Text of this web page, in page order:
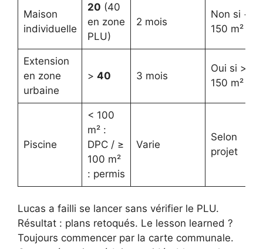
Maison
individuelle
20 (40
en zone
PLU)
2 mois
Non si <
150 m²
Extension
en zone
urbaine
> 40 3 mois
Oui si >
150 m²
Piscine
< 100
m² :
DPC / ≥
100 m²
: permis
Varie
Selon
projet
Lucas a failli se lancer sans vérifier le PLU.
Résultat : plans retoqués. Le lesson learned ?
Toujours commencer par la carte communale.